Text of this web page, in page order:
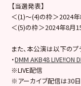
【当選発表】
＜(1)～(4)の枠＞2024
＜(5)の枠＞2024年8月
また、本公演は以下のプ
・DMM AKB48 LIVE!!ON
※LIVE配信
※アーカイブ配信は30